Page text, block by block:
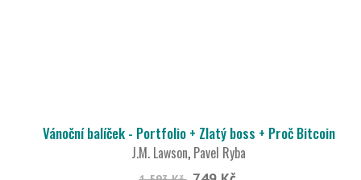
Vánoční balíček - Portfolio + Zlatý boss + Proč Bitcoin
J.M. Lawson, Pavel Ryba